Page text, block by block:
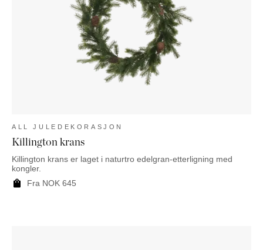
ALL JULEDEKORASJON
Killington krans
Killington krans er laget i naturtro edelgran-etterligning med
kongler.
Fra NOK 645